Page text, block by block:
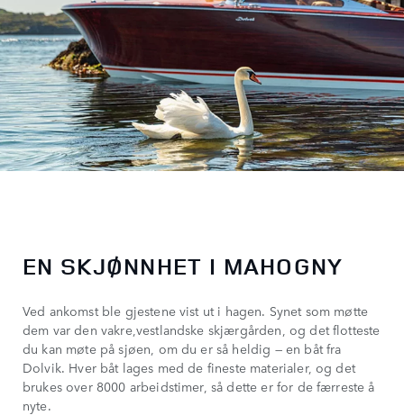
EN SKJØNNHET I MAHOGNY
Ved ankomst ble gjestene vist ut i hagen. Synet som møtte
dem var den vakre,vestlandske skjærgården, og det flotteste
du kan møte på sjøen, om du er så heldig — en båt fra
Dolvik. Hver båt lages med de fineste materialer, og det
brukes over 8000 arbeidstimer, så dette er for de færreste å
nyte.